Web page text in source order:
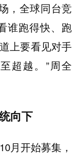
，全球同台竞
谁跑得快、跑
上要看见对手
超越。”周全
向下
月开始募集，